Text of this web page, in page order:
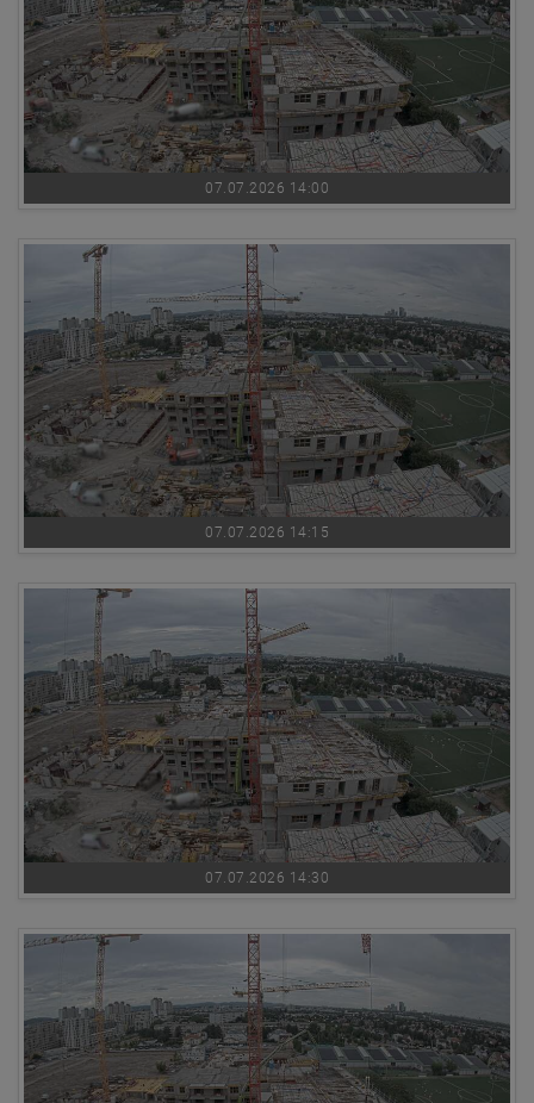
07.07.2026 14:00
07.07.2026 14:15
07.07.2026 14:30